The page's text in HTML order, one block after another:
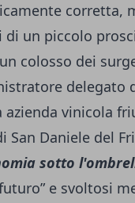
corretta,
di un piccolo
colosso dei
delegato
vinicola
San Daniele del
sotto
e svoltosi